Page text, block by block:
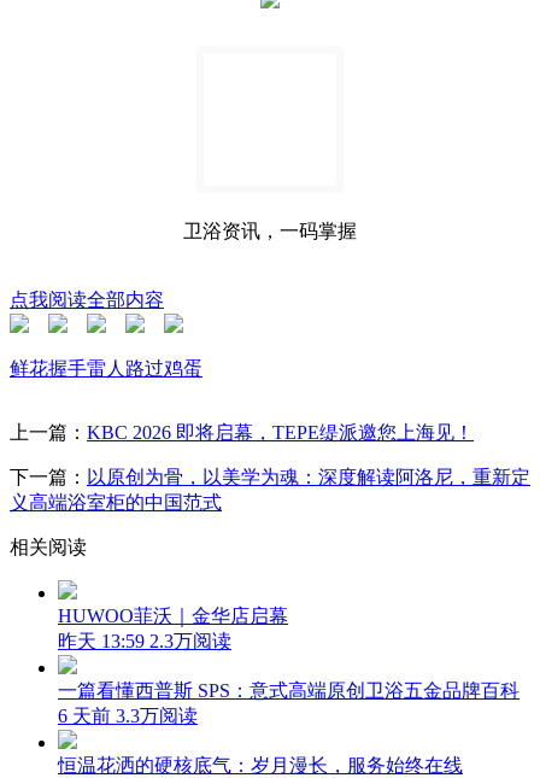
卫浴资讯，一码掌握
点我阅读全部内容
鲜花握手雷人 路过鸡蛋
上一篇： KBC 2026 即将启幕，TEPE缇派邀您上海见！
下一篇： 以原创为骨，以美学为魂：深度解读阿洛尼，重新定
义高端浴室柜的中国范式
相关阅读
HUWOO菲沃｜金华店启幕
昨天 13:59 2.3万阅读
一篇看懂西普斯 SPS：意式高端原创卫浴五金品牌百科
6 天前 3.3万阅读
恒温花洒的硬核底气：岁月漫长，服务始终在线